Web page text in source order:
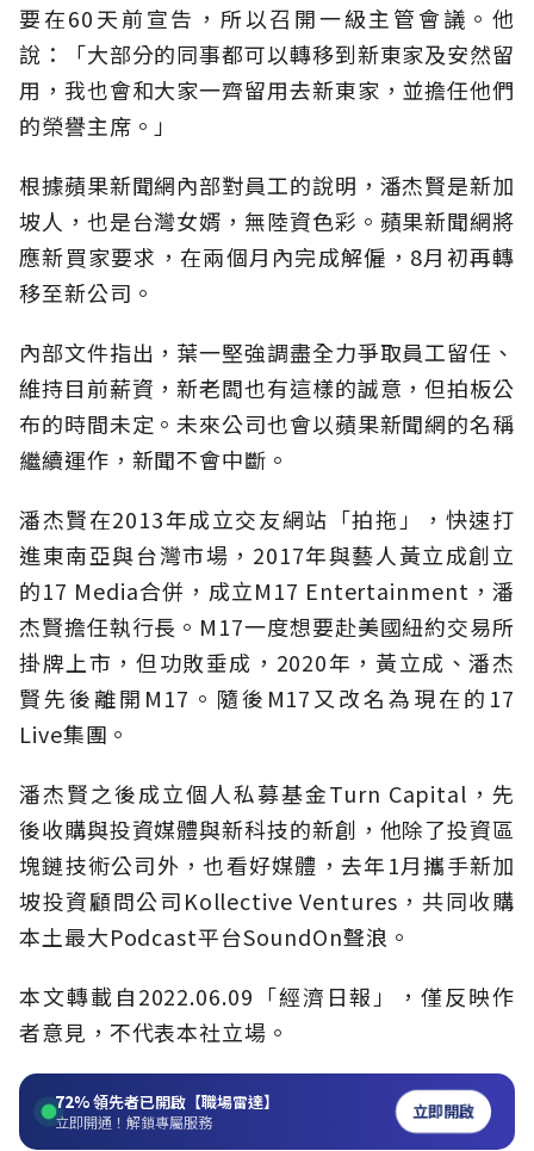
要在60天前宣告，所以召開一級主管會議。他
說：「大部分的同事都可以轉移到新東家及安然留
用，我也會和大家一齊留用去新東家，並擔任他們
的榮譽主席。」
根據蘋果新聞網內部對員工的說明，潘杰賢是新加
坡人，也是台灣女婿，無陸資色彩。蘋果新聞網將
應新買家要求，在兩個月內完成解僱，8月初再轉
移至新公司。
內部文件指出，葉一堅強調盡全力爭取員工留任、
維持目前薪資，新老闆也有這樣的誠意，但拍板公
布的時間未定。未來公司也會以蘋果新聞網的名稱
繼續運作，新聞不會中斷。
潘杰賢在2013年成立交友網站「拍拖」，快速打
進東南亞與台灣市場，2017年與藝人黃立成創立
的17 Media合併，成立M17 Entertainment，潘
杰賢擔任執行長。M17一度想要赴美國紐約交易所
掛牌上市，但功敗垂成，2020年，黃立成、潘杰
賢先後離開M17。隨後M17又改名為現在的17
Live集團。
潘杰賢之後成立個人私募基金Turn Capital，先
後收購與投資媒體與新科技的新創，他除了投資區
塊鏈技術公司外，也看好媒體，去年1月攜手新加
坡投資顧問公司Kollective Ventures，共同收購
本土最大Podcast平台SoundOn聲浪。
本文轉載自2022.06.09 「經濟日報」
，僅反映作
者意見，不代表本社立場。
72%領先者已開啟【職場雷達】
立即開通！解鎖專屬服務 立即開啟